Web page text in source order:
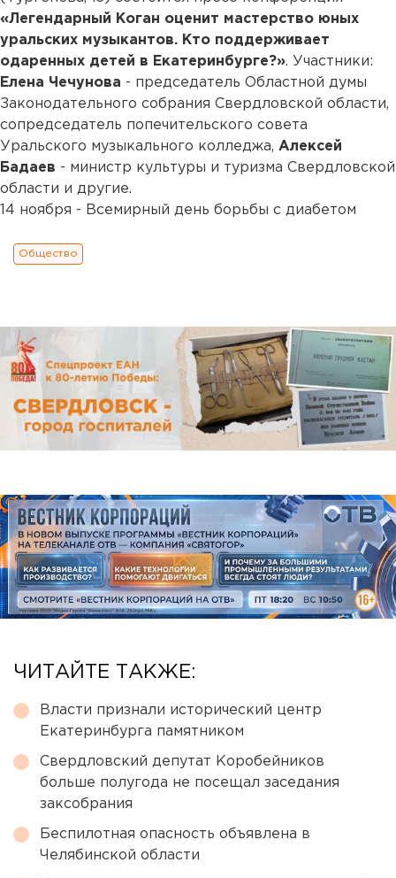
«Легендарный Коган оценит мастерство юных
уральских музыкантов. Кто поддерживает
одаренных детей в Екатеринбурге?». Участники:
Елена Чечунова - председатель Областной думы
Законодательного собрания Свердловской области,
сопредседатель попечительского совета
Уральского музыкального колледжа, Алексей
Бадаев - министр культуры и туризма Свердловской
области и другие.
14 ноября - Всемирный день борьбы с диабетом
Общество
ЧИТАЙТЕ ТАКЖЕ:
Власти признали исторический центр
Екатеринбурга памятником
Свердловский депутат Коробейников
больше полугода не посещал заседания
заксобрания
Беспилотная опасность объявлена в
Челябинской области